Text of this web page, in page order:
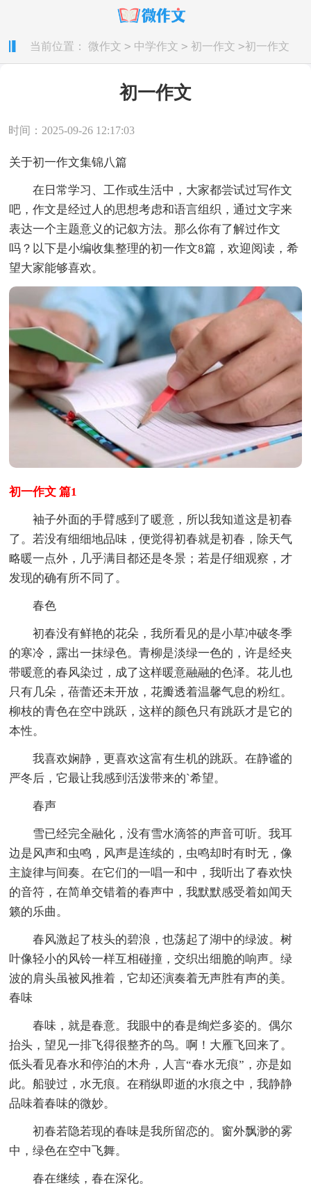
当前位置： 微作文 > 中学作文 > 初一作文 >初一作文
初一作文
时间：2025-09-26 12:17:03
关于初一作文集锦八篇
在日常学习、工作或生活中，大家都尝试过写作文
吧，作文是经过人的思想考虑和语言组织，通过文字来
表达一个主题意义的记叙方法。那么你有了解过作文
吗？以下是小编收集整理的初一作文8篇，欢迎阅读，希
望大家能够喜欢。
初一作文 篇1
袖子外面的手臂感到了暖意，所以我知道这是初春
了。若没有细细地品味，便觉得初春就是初春，除天气
略暖一点外，几乎满目都还是冬景；若是仔细观察，才
发现的确有所不同了。
春色
初春没有鲜艳的花朵，我所看见的是小草冲破冬季
的寒冷，露出一抹绿色。青柳是淡绿一色的，许是经夹
带暖意的春风染过，成了这样暖意融融的色泽。花儿也
只有几朵，蓓蕾还未开放，花瓣透着温馨气息的粉红。
柳枝的青色在空中跳跃，这样的颜色只有跳跃才是它的
本性。
我喜欢娴静，更喜欢这富有生机的跳跃。在静谧的
严冬后，它最让我感到活泼带来的`希望。
春声
雪已经完全融化，没有雪水滴答的声音可听。我耳
边是风声和虫鸣，风声是连续的，虫鸣却时有时无，像
主旋律与间奏。在它们的一唱一和中，我听出了春欢快
的音符，在简单交错着的春声中，我默默感受着如闻天
籁的乐曲。
春风激起了枝头的碧浪，也荡起了湖中的绿波。树
叶像轻小的风铃一样互相碰撞，交织出细脆的响声。绿
波的肩头虽被风推着，它却还演奏着无声胜有声的美。
春味
春味，就是春意。我眼中的春是绚烂多姿的。偶尔
抬头，望见一排飞得很整齐的鸟。啊！大雁飞回来了。
低头看见春水和停泊的木舟，人言“春水无痕”，亦是如
此。船驶过，水无痕。在稍纵即逝的水痕之中，我静静
品味着春味的微妙。
初春若隐若现的春味是我所留恋的。窗外飘渺的雾
中，绿色在空中飞舞。
春在继续，春在深化。